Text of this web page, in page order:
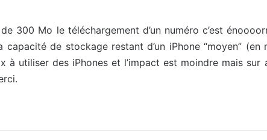
300 Mo le téléchargement d’un numéro c’est
de stockage restant d’un iPhone “moyen”
à utiliser des iPhones et l’impact est moindre mais